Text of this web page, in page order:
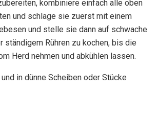
kombiniere einfach alle oben
und schlage sie zuerst mit einem
und stelle sie dann auf schwache
ständigem Rühren zu kochen, bis die
Herd nehmen und abkühlen lassen.
in dünne Scheiben oder Stücke